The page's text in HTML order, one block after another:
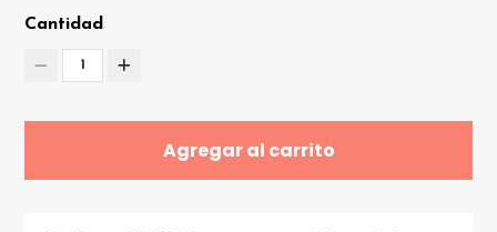
Cantidad
1
Agregar al carrito